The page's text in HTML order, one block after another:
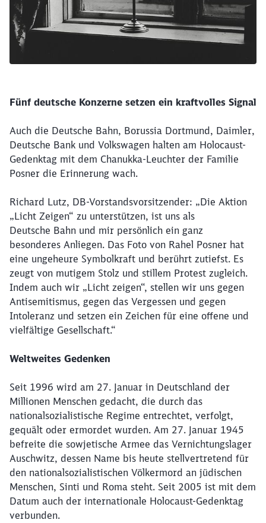
Fünf deutsche Konzerne setzen ein kraftvolles Signal
Auch die Deutsche Bahn, Borussia Dortmund, Daimler,
Deutsche Bank und Volkswagen halten am Holocaust-
Gedenktag mit dem Chanukka-Leuchter der Familie
Posner die Erinnerung wach.
Richard Lutz, DB-Vorstandsvorsitzender: „Die Aktion
„Licht Zeigen“ zu unterstützen, ist uns als
Deutsche Bahn und mir persönlich ein ganz
besonderes Anliegen. Das Foto von Rahel Posner hat
eine ungeheure Symbolkraft und berührt zutiefst. Es
zeugt von mutigem Stolz und stillem Protest zugleich.
Indem auch wir „Licht zeigen“, stellen wir uns gegen
Antisemitismus, gegen das Vergessen und gegen
Intoleranz und setzen ein Zeichen für eine offene und
vielfältige Gesellschaft.“
Weltweites Gedenken
Seit 1996 wird am 27. Januar in Deutschland der
Millionen Menschen gedacht, die durch das
nationalsozialistische Regime entrechtet, verfolgt,
gequält oder ermordet wurden. Am 27. Januar 1945
befreite die sowjetische Armee das Vernichtungslager
Auschwitz, dessen Name bis heute stellvertretend für
den nationalsozialistischen Völkermord an jüdischen
Menschen, Sinti und Roma steht. Seit 2005 ist mit dem
Datum auch der internationale Holocaust-Gedenktag
verbunden.
Schließen
Möchten Sie zuweitergeleitet
werden?
Abbrechen Weiter